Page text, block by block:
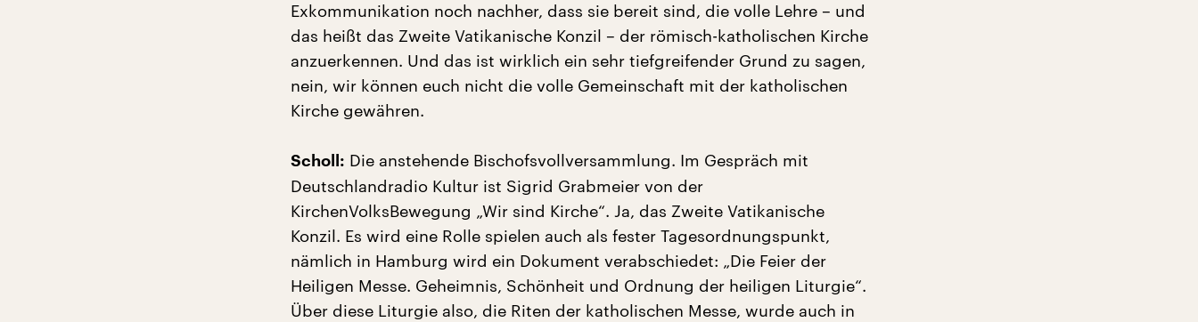
Exkommunikation noch nachher, dass sie bereit sind, die volle Lehre – und
das heißt das Zweite Vatikanische Konzil – der römisch-katholischen Kirche
anzuerkennen. Und das ist wirklich ein sehr tiefgreifender Grund zu sagen,
nein, wir können euch nicht die volle Gemeinschaft mit der katholischen
Kirche gewähren.
Scholl: Die anstehende Bischofsvollversammlung. Im Gespräch mit
Deutschlandradio Kultur ist Sigrid Grabmeier von der
KirchenVolksBewegung „Wir sind Kirche“. Ja, das Zweite Vatikanische
Konzil. Es wird eine Rolle spielen auch als fester Tagesordnungspunkt,
nämlich in Hamburg wird ein Dokument verabschiedet: „Die Feier der
Heiligen Messe. Geheimnis, Schönheit und Ordnung der heiligen Liturgie“.
Über diese Liturgie also, die Riten der katholischen Messe, wurde auch in